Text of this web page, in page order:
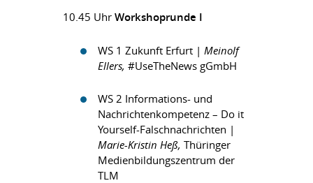
10.45 Uhr Workshoprunde I
WS 1 Zukunft Erfurt | Meinolf
Ellers, #UseTheNews gGmbH
WS 2 Informations- und
Nachrichtenkompetenz – Do it
Yourself-Falschnachrichten |
Marie-Kristin Heß, Thüringer
Medienbildungszentrum der
TLM